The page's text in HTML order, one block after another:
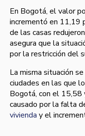
En Bogotá, el valor
incrementó en 11,19
de las casas
asegura que la
por la restricción del
La misma situación
ciudades en las que
Bogotá, con el
causado por la falta
vivienda y el